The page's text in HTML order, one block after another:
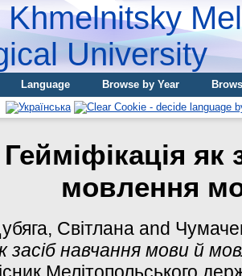
Khmelnitsky
University
Language Browse by Year
Гейміфікація
мовлення
Світлана and
засіб навчання мови й
Мелітопольського